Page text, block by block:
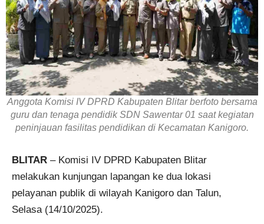
Anggota Komisi IV DPRD Kabupaten Blitar berfoto bersama
guru dan tenaga pendidik SDN Sawentar 01 saat kegiatan
peninjauan fasilitas pendidikan di Kecamatan Kanigoro.
BLITAR – Komisi IV DPRD Kabupaten Blitar
melakukan kunjungan lapangan ke dua lokasi
pelayanan publik di wilayah Kanigoro dan Talun,
Selasa (14/10/2025).